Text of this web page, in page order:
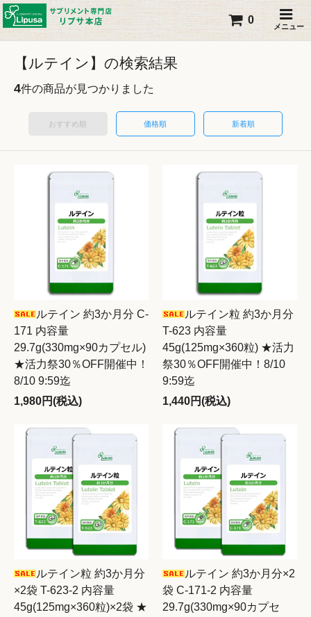
メニュー
0
【ルテイン】の検索結果
4件の商品が見つかりました
おすすめ順 価格順 新着順
ルテイン 約3か月分 C-
171 内容量
29.7g(330mg×90カプセル)
★活力祭30％OFF開催中！
8/10 9:59迄
1,980円(税込)
ルテイン粒 約3か月分
T-623 内容量
45g(125mg×360粒) ★活力
祭30％OFF開催中！8/10
9:59迄
1,440円(税込)
ルテイン粒 約3か月分
×2袋 T-623-2 内容量
45g(125mg×360粒)×2袋 ★
ルテイン 約3か月分×2
袋 C-171-2 内容量
29.7g(330mg×90カプセ